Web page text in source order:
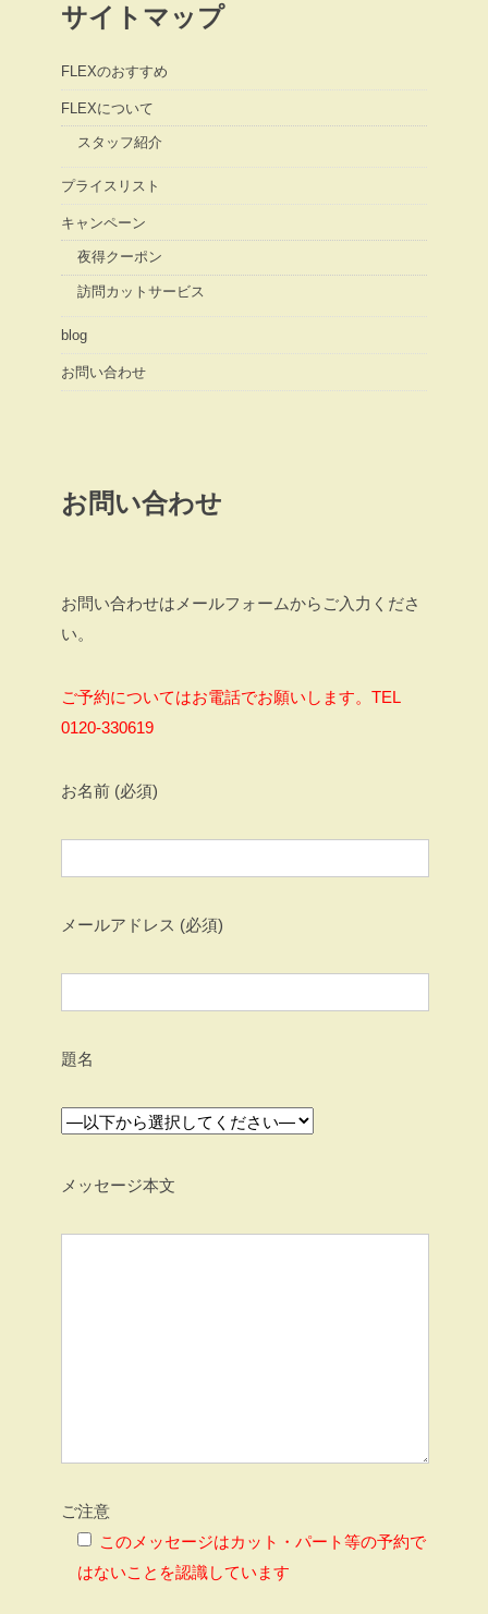
サイトマップ
FLEXのおすすめ
FLEXについて
スタッフ紹介
プライスリスト
キャンペーン
夜得クーポン
訪問カットサービス
blog
お問い合わせ
お問い合わせ
お問い合わせはメールフォームからご入力くださ
い。
ご予約についてはお電話でお願いします。TEL
0120-330619
お名前 (必須)
メールアドレス (必須)
題名
メッセージ本文
ご注意
このメッセージはカット・パート等の予約で
はないことを認識しています